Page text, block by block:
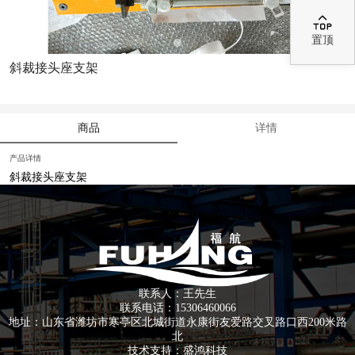

置顶
斜裁接头座支架
商品 详情
产品详情
斜裁接头座支架
联系人：王先生
联系电话：15306460066
地址：山东省潍坊市寒亭区北城街道永康街友爱路交叉路口西200米路
北
技术支持：盛鸿科技